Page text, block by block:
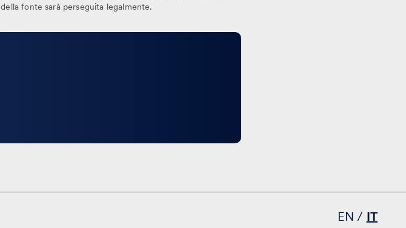
fonte sarà perseguita legalmente.
IT
EN